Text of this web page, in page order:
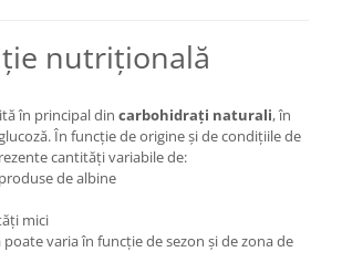
nutrițională
în principal din carbohidrați naturali, în
În funcție de origine și de condițiile de
cantități variabile de:
de albine
mici
varia în funcție de sezon și de zona de